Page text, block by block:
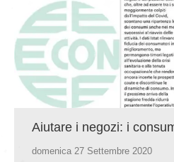
Aiutare i negozi: i
domenica 27 Settembre 2020